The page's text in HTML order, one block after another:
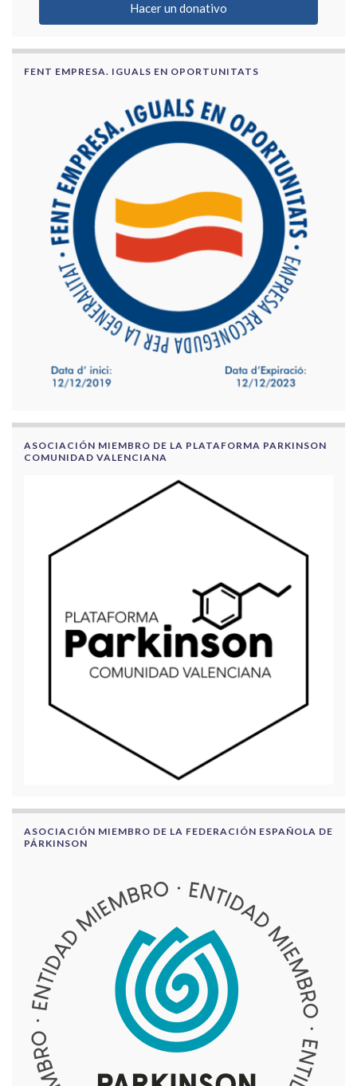
Hacer un donativo
FENT EMPRESA. IGUALS EN OPORTUNITATS
ASOCIACIÓN MIEMBRO DE LA PLATAFORMA PARKINSON
COMUNIDAD VALENCIANA
ASOCIACIÓN MIEMBRO DE LA FEDERACIÓN ESPAÑOLA DE
PÁRKINSON